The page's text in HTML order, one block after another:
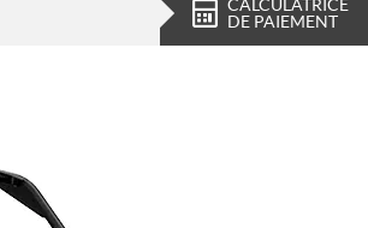
CALCULATRICE
DE PAIEMENT